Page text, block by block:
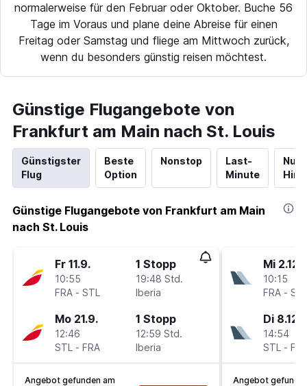
normalerweise für den Februar oder Oktober. Buche 56
Tage im Voraus und plane deine Abreise für einen
Freitag oder Samstag und fliege am Mittwoch zurück,
wenn du besonders günstig reisen möchtest.
Günstige Flugangebote von
Frankfurt am Main nach St. Louis
Günstigster
Flug
Beste
Option
Nonstop
Last-
Minute
Nur
Günstige Flugangebote von Frankfurt am Main
nach St. Louis
Fr 11.9.
10:55
FRA - STL
1 Stopp
19:48 Std.
Iberia
Mo 21.9.
12:46
STL - FRA
1 Stopp
12:59 Std.
Iberia
Angebot gefunden am
Mi 2.12.
10:15
FRA -
Di 8.12.
14:54
STL -
Angebot